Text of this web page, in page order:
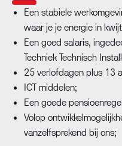
Een stabiele
waar je je energie in
Een goed salaris,
Techniek Technisch
25 verlofdagen plus 13
ICT middelen;
Een goede
Volop
vanzelfsprekend bij ons;